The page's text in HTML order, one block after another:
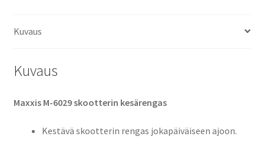
Kuvaus
Kuvaus
Maxxis M-6029 skootterin kesärengas
Kestävä skootterin rengas jokapäiväiseen ajoon.